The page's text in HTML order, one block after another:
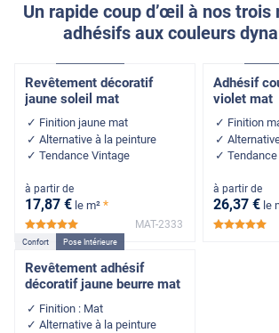
Un rapide coup d’œil à nos trois
adhésifs aux couleurs
Revêtement décoratif
jaune soleil mat
Finition jaune mat
Alternative à la peinture
Tendance Vintage
à partir de
17,87 € le m² *
MAT-2333
Adhésif
violet mat
Finition
à partir de
26,37 € le
Confort Pose Intérieure
Revêtement adhésif
décoratif jaune beurre mat
Finition : Mat
Alternative à la peinture